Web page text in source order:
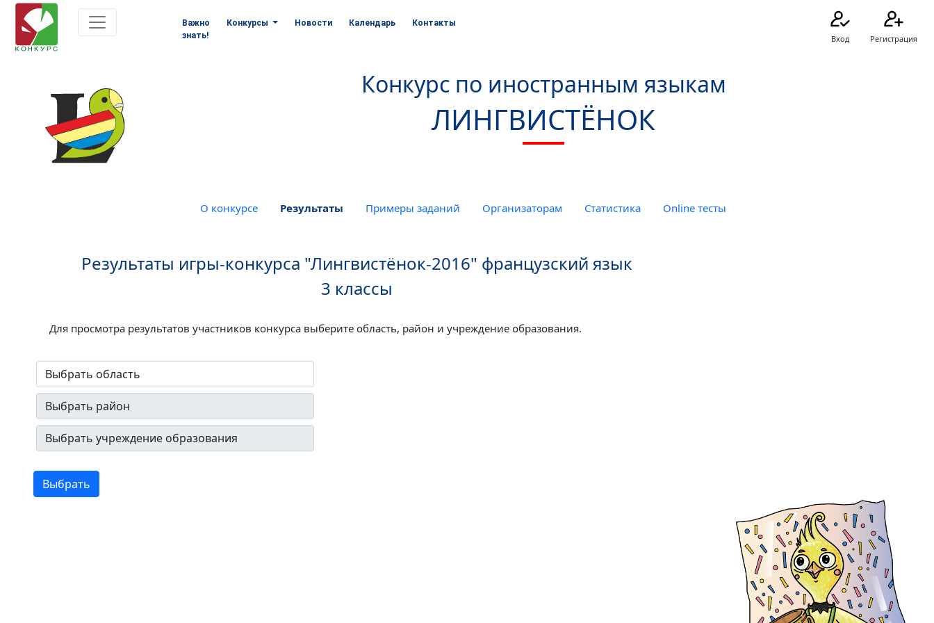
Важно
знать!
Конкурсы Новости Календарь Контакты
Вход Регистрация
Конкурс по иностранным языкам
ЛИНГВИСТЁНОК
О конкурсе Результаты Примеры заданий Организаторам Статистика Online тесты
Результаты игры-конкурса "Лингвистёнок-2016" французский язык
3 классы
Для просмотра результатов участников конкурса выберите область, район и учреждение образования.
Выбрать